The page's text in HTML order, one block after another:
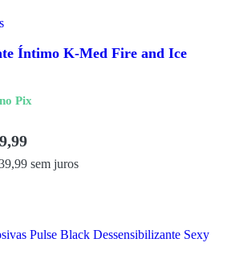
Íntimo K-Med Fire and Ice
sem juros
no Pix